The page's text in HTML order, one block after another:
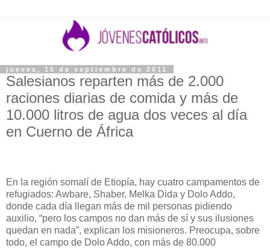
jueves, 15 de septiembre de 2011
Salesianos reparten más de 2.000
raciones diarias de comida y más de
10.000 litros de agua dos veces al día
en Cuerno de África
En la región somalí de Etiopía, hay cuatro campamentos de
refugiados: Awbare, Shaber, Melka Dida y Dolo Addo,
donde cada día llegan más de mil personas pidiendo
auxilio, “pero los campos no dan más de sí y sus ilusiones
quedan en nada”, explican los misioneros. Preocupa, sobre
todo, el campo de Dolo Addo, con más de 80.000